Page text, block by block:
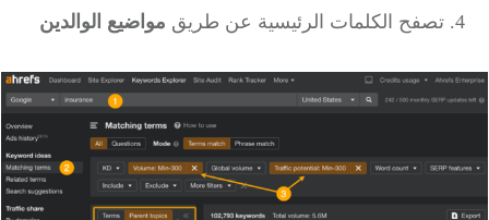
تصفح الكلمات الرئيسية عن طريق مواضيع الوالدين